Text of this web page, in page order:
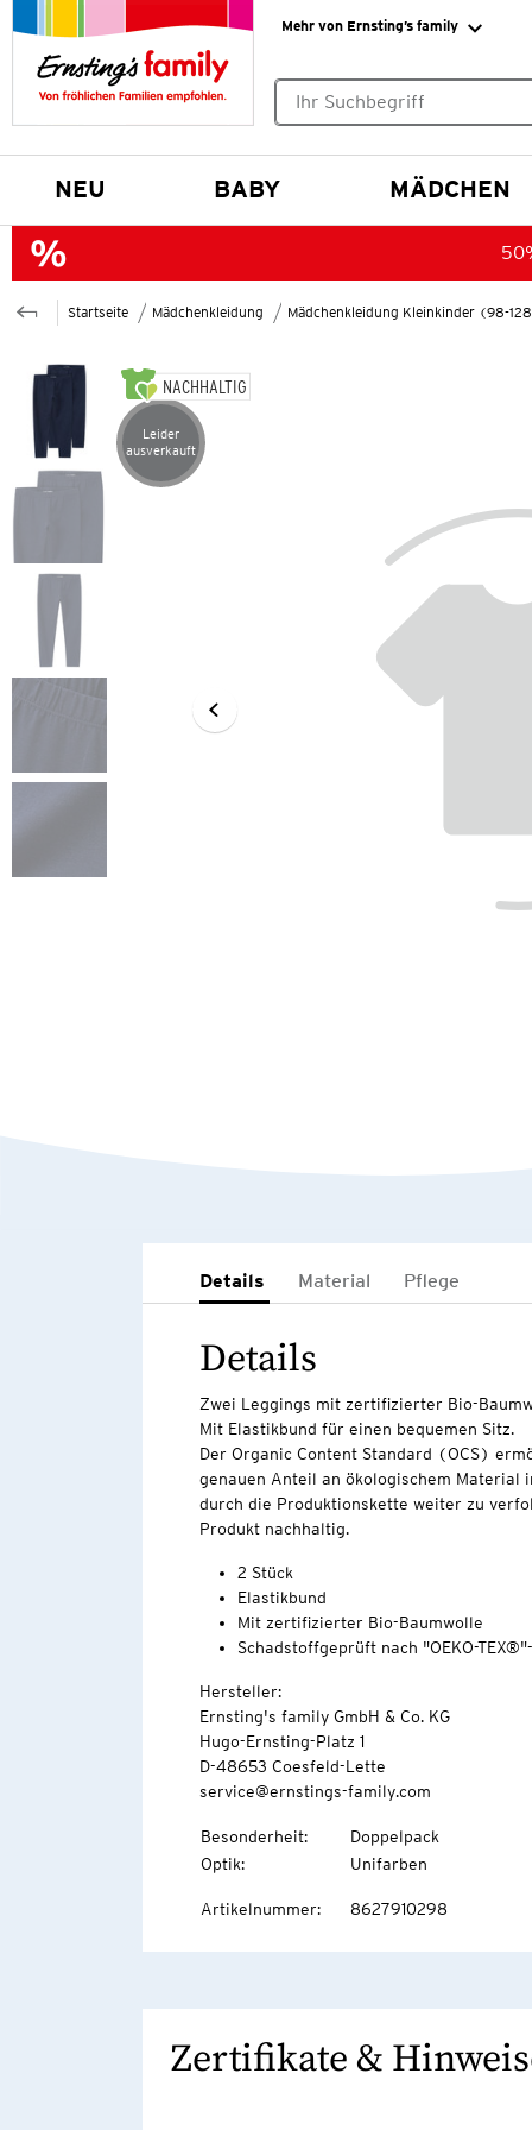
Mehr von Ernsting’s family
NEU BABY MÄDCHEN
Startseite Mädchenkleidung Mädchenkleidung Kleinkinder (98-
NACHHALTIG
Artikel leider ausverkauft
Leider
ausverkauft
Details Material Pflege
Details
Zwei Leggings mit zertifizierter Bio-
Mit Elastikbund für einen bequemen Sitz.
Der Organic Content Standard (OCS)
genauen Anteil an ökologischem Material
durch die Produktionskette weiter zu
Produkt nachhaltig.
2 Stück
Elastikbund
Mit zertifizierter Bio-Baumwolle
Schadstoffgeprüft nach "OEKO-
Hersteller:
Ernsting's family GmbH & Co. KG
Hugo-Ernsting-Platz 1
D-48653 Coesfeld-Lette
service@ernstings-family.com
Besonderheit:
Doppelpack
Optik: Unifarben
Artikelnummer: 8627910298
Zertifikate &